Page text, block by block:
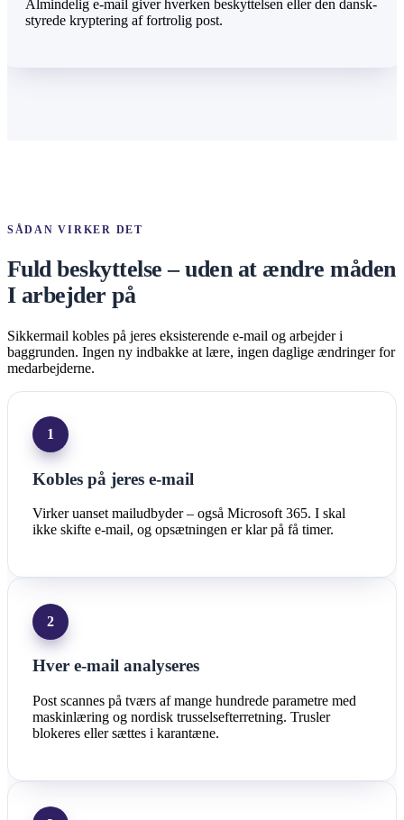
Almindelig e-mail giver hverken beskyttelsen eller den dansk-
styrede kryptering af fortrolig post.
SÅDAN VIRKER DET
Fuld beskyttelse – uden at ændre måden
I arbejder på
Sikkermail kobles på jeres eksisterende e-mail og arbejder i
baggrunden. Ingen ny indbakke at lære, ingen daglige ændringer for
medarbejderne.
1
Kobles på jeres e-mail
Virker uanset mailudbyder – også Microsoft 365. I skal
ikke skifte e-mail, og opsætningen er klar på få timer.
2
Hver e-mail analyseres
Post scannes på tværs af mange hundrede parametre med
maskinlæring og nordisk trusselsefterretning. Trusler
blokeres eller sættes i karantæne.